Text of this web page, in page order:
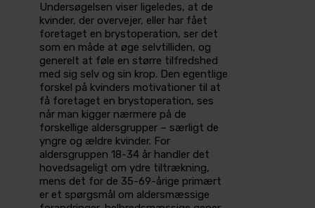
Undersøgelsen viser ligeledes, at de
kvinder, der overvejer, eller har fået
foretaget en brystoperation, ser det
som en måde at øge selvtilliden, og
generelt at føle en større tilfredshed
med sig selv og sin krop. Den egentlige
forskel på kvinders motivationer til at
få foretaget en brystoperation, ses
når man kigger nærmere på de
forskellige aldersgrupper – særligt de
yngre og ældre kvinder. For
aldersgruppen 18-34 år handler det
hovedsageligt om ydre tiltrækning,
mens det for de 35-69-årige primært
er et spørgsmål om aldersmæssige